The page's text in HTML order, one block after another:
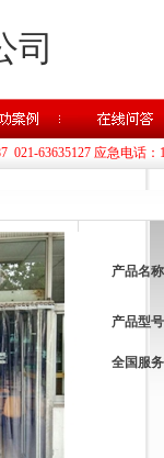
司
021-63635127 应急电话：
产品名称
产品型号
全国服